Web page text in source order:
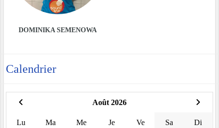
DOMINIKA SEMENOWA
Calendrier
Août 2026
Lu Ma Me Je Ve Sa Di